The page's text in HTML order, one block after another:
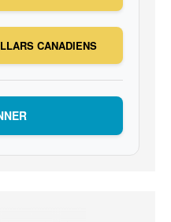
CANADIENS